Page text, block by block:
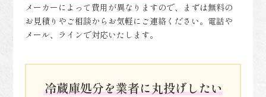
メーカーによって費用が異なりますので、まずは無料の
お見積りやご相談からお気軽にご連絡ください。電話や
メール、ラインで対応いたします。
冷蔵庫処分を業者に丸投げしたい